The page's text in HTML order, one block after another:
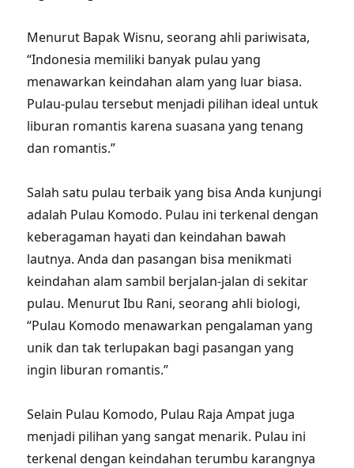
Menurut Bapak Wisnu, seorang ahli pariwisata,
“Indonesia memiliki banyak pulau yang
menawarkan keindahan alam yang luar biasa.
Pulau-pulau tersebut menjadi pilihan ideal untuk
liburan romantis karena suasana yang tenang
dan romantis.”
Salah satu pulau terbaik yang bisa Anda kunjungi
adalah Pulau Komodo. Pulau ini terkenal dengan
keberagaman hayati dan keindahan bawah
lautnya. Anda dan pasangan bisa menikmati
keindahan alam sambil berjalan-jalan di sekitar
pulau. Menurut Ibu Rani, seorang ahli biologi,
“Pulau Komodo menawarkan pengalaman yang
unik dan tak terlupakan bagi pasangan yang
ingin liburan romantis.”
Selain Pulau Komodo, Pulau Raja Ampat juga
menjadi pilihan yang sangat menarik. Pulau ini
terkenal dengan keindahan terumbu karangnya